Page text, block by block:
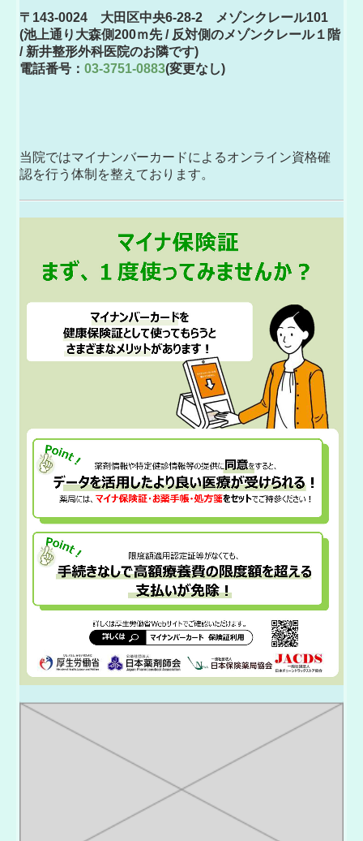
〒143-0024 大田区中央6-28-2 メゾンクレール101
(池上通り大森側200ｍ先 / 反対側のメゾンクレール１階
/ 新井整形外科医院のお隣です)
電話番号：03-3751-0883(変更なし)
当院ではマイナンバーカードによるオンライン資格確
認を行う体制を整えております。